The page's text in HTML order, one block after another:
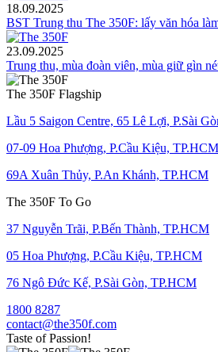
18.09.2025
BST Trung thu The 350F: lấy văn hóa
23.09.2025
Trung thu, mùa đoàn viên, mùa giữ gìn
The 350F Flagship
Lầu 5 Saigon Centre, 65 Lê Lợi, P.Sài
07-09 Hoa Phượng, P.Cầu Kiệu, TP.HCM
69A Xuân Thủy, P.An Khánh, TP.HCM
The 350F To Go
37 Nguyễn Trãi, P.Bến Thành, TP.HCM
05 Hoa Phượng, P.Cầu Kiệu, TP.HCM
76 Ngô Đức Kế, P.Sài Gòn, TP.HCM
1800 8287
contact@the350f.com
Taste of Passion!